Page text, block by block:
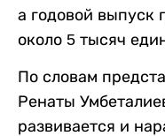
а годовой выпуск
около 5 тысяч
По словам
Ренаты
развивается и